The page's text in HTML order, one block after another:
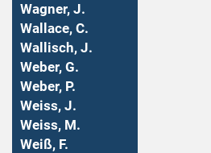
Wagner, J.
Wallace, C.
Wallisch, J.
Weber, G.
Weber, P.
Weiss, J.
Weiss, M.
Weiß, F.